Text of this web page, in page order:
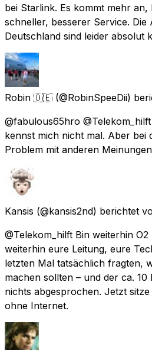
bei Starlink. Es kommt mehr
schneller, besserer Service. Die
Deutschland sind leider absolut
Robin 🇩🇪 (@RobinSpeeDii)
@fabulous65hro
kennst mich nicht mal. Aber bei
Problem mit anderen Meinungen
Kansis (@kansis2nd) berichtet
@Telekom_hilft Bin weiterhin
weiterhin eure Leitung, eure
letzten Mal tatsächlich fragten,
machen sollten – und der ca. 10
nichts abgesprochen. Jetzt
ohne Internet.